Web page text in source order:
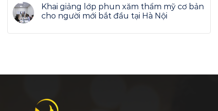
Khai giảng lớp phun xăm thẩm mỹ cơ bản
cho người mới bắt đầu tại Hà Nội